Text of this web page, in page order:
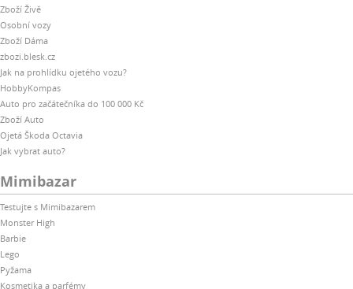
Zboží Živě
Osobní vozy
Zboží Dáma
zbozi.blesk.cz
Jak na prohlídku ojetého vozu?
HobbyKompas
Auto pro začátečníka do 100 000 Kč
Zboží Auto
Ojetá Škoda Octavia
Jak vybrat auto?
Mimibazar
Testujte s Mimibazarem
Monster High
Barbie
Lego
Pyžama
Kosmetika a parfémy